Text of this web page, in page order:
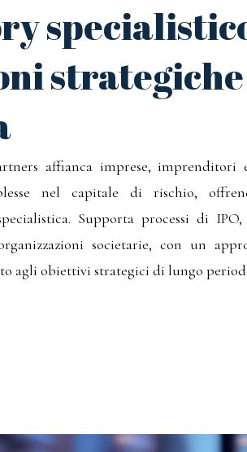
affianca imprese,
nel capitale di rischio,
Supporta processi di
societarie, con un
agli obiettivi strategici di lungo